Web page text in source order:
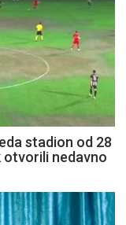
stadion od 28
otvorili nedavno